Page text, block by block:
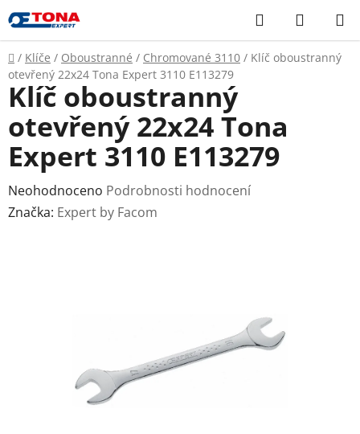
Přejít
na
obsah
Hledat
KOŠÍK
Domů
/ Klíče / Oboustranné / Chromované 3110 / Klíč oboustranný
otevřený 22x24 Tona Expert 3110 E113279
Klíč oboustranný
otevřený 22x24 Tona
Expert 3110 E113279
Průměrné
hodnocení
Neohodnoceno Podrobnosti hodnocení
Značka: Expert by Facom